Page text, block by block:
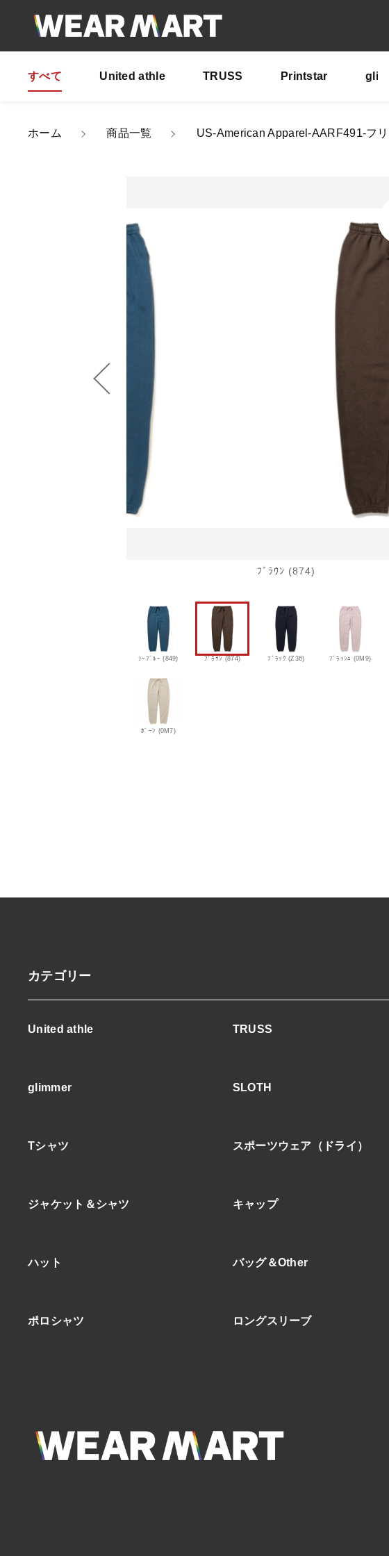
すべて United athle TRUSS Printstar
ホーム 商品一覧 US-American Apparel-AARF491-フ
ﾌﾞﾗｳﾝ (874)
ｼｰﾌﾞﾙｰ (849) ﾌﾞﾗｳﾝ (874) ﾌﾞﾗｯｸ (Z36) ﾌﾞﾗｯｼｭ (0M9)
ﾎﾞｰﾝ (0M7)
US-American
ショッピングを続
カテゴリー
United athle TRUSS
glimmer SLOTH
Tシャツ スポーツウェア（ドライ）
ジャケット＆シャツ キャップ
ハット バッグ＆Other
ポロシャツ ロングスリーブ
価格帯